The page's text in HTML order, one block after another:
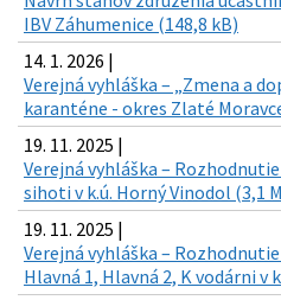
IBV Záhumenice (148,8 kB)
14. 1. 2026 |
Verejná vyhláška – „Zmena a
karanténe - okres Zlaté
19. 11. 2025 |
Verejná vyhláška –
sihoti v k.ú. Horný Vinodol (3,1
19. 11. 2025 |
Verejná vyhláška –
Hlavná 1, Hlavná 2, K vodárni v